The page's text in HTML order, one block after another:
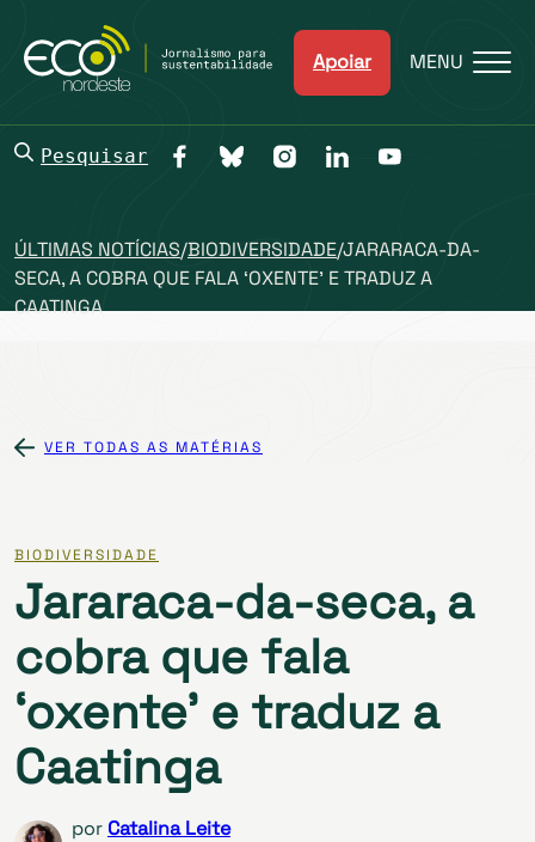
Apoiar MENU
Pesquisar
ÚLTIMAS NOTÍCIAS/BIODIVERSIDADE/JARARACA-DA-
SECA, A COBRA QUE FALA ‘OXENTE’ E TRADUZ A
CAATINGA
VER TODAS AS MATÉRIAS
BIODIVERSIDADE
Jararaca-da-seca, a
cobra que fala
‘oxente’ e traduz a
Caatinga
por Catalina Leite